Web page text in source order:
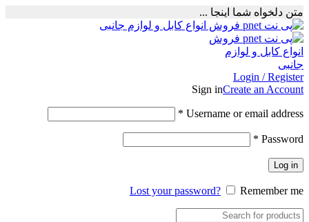
متن دلخواه شما اینجا ...
Login / Register
Sign inCreate an Account
Username or email address
*
Password
*
Log in
Lost your password? Remember me